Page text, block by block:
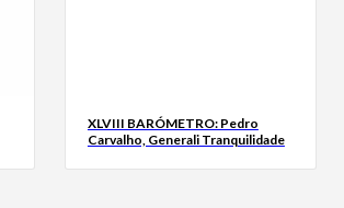
XLVIII BARÓMETRO: Pedro
Carvalho, Generali Tranquilidade